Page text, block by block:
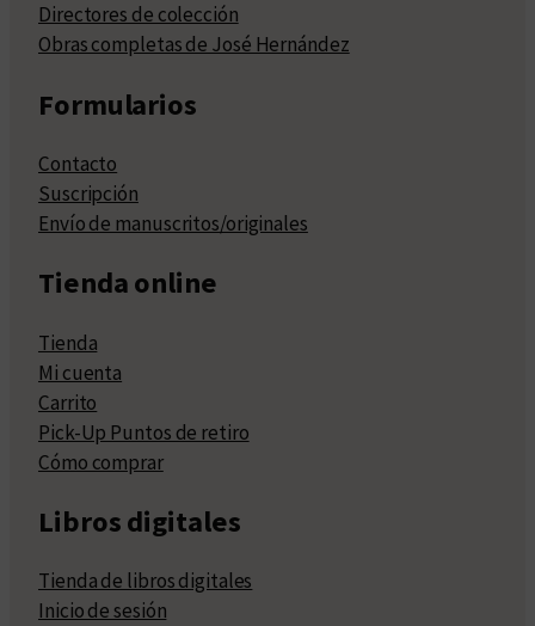
Directores de colección
Obras completas de José Hernández
Formularios
Contacto
Suscripción
Envío de manuscritos/originales
Tienda online
Tienda
Mi cuenta
Carrito
Pick-Up Puntos de retiro
Cómo comprar
Libros digitales
Tienda de libros digitales
Inicio de sesión